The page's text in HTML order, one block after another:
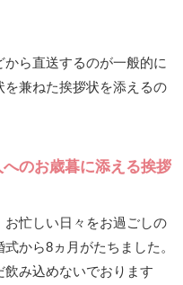
ら直送するのが一般的に
兼ねた挨拶状を添えるの
のお歳暮に添える挨拶
忙しい日々をお過ごしの
から8ヵ月がたちました。
み込めないでおります